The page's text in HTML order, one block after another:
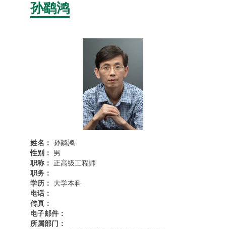
孙鹞鸿
姓名： 孙鹞鸿
性别：
男
职称： 正高级工程师
职务：
学历：
大学本科
电话：
传真：
电子邮件：
所属部门：